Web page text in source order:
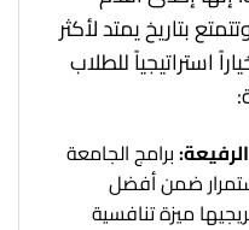
بتاريخ يمتد لأكثر
استراتيجياً للطلاب
برامج الجامعة
ضمن أفضل
ميزة تنافسية